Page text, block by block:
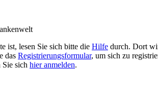
ist, lesen Sie sich bitte die Hilfe durch. Dort
das Registrierungsformular, um sich zu
sich hier anmelden.